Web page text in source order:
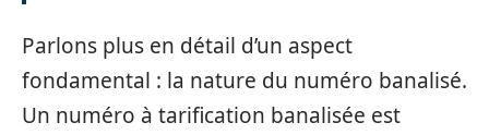
Parlons plus en détail d’un aspect
fondamental : la nature du numéro banalisé.
Un numéro à tarification banalisée est